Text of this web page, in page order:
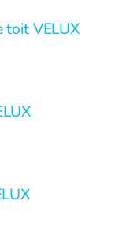
toit VELUX